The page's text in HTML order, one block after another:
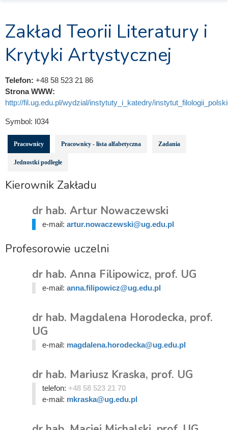
Zakład Teorii Literatury i
Krytyki Artystycznej
Telefon: +48 58 523 21 86
Strona WWW:
http://fil.ug.edu.pl/wydzial/instytuty_i_katedry/
Symbol: I034
Pracownicy Pracownicy - lista alfabetyczna Zadania
Jednostki podległe
Kierownik Zakładu
dr hab. Artur Nowaczewski
e-mail: artur.nowaczewski@ug.edu.pl
Profesorowie uczelni
dr hab. Anna Filipowicz, prof. UG
e-mail: anna.filipowicz@ug.edu.pl
dr hab. Magdalena Horodecka, prof.
UG
e-mail: magdalena.horodecka@ug.edu.pl
dr hab. Mariusz Kraska, prof. UG
telefon: +48 58 523 21 70
e-mail: mkraska@ug.edu.pl